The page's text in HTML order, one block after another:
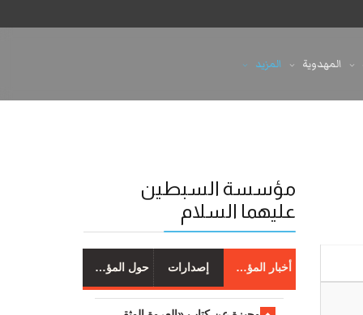
المهدوية المزيد
مؤسسة السبطين
عليهما السلام
أخبار المؤسسة إصدارات حول المؤسسة